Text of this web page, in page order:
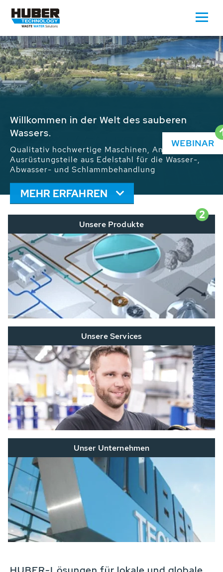
Wasser - Abwasser - Prozesswasser -
Schlamm - Sand - Abfall - Energie
Wir treiben den nachhaltigen Umgang mit Wasser,
Energie und Ressourcen voran: Mehr als 65.000
installierte HUBER-Anlagen auf allen Kontinenten
tragen zur weltweiten Lösung der
Wasserproblematik bei.
MEHR ERFAHREN
2
Unsere Produkte
Unsere Services
Unser Unternehmen
WEBINAR